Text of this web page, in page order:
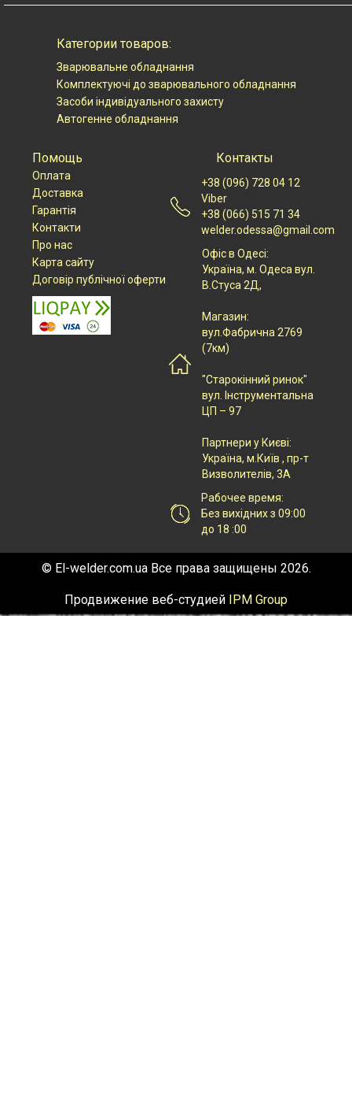
Категории товаров:
Зварювальне обладнання
Комплектуючі до зварювального обладнання
Засоби індивідуального захисту
Автогенне обладнання
Помощь
Оплата
Доставка
Гарантія
Контакти
Про нас
Карта сайту
Договір публічної оферти
Контакты
+38 (096) 728 04 12
Viber
+38 (066) 515 71 34
welder.odessa@gmail.com
Офіс в Одесі:
Українa, м. Одеса вул.
В.Стуса 2Д,
Магазин:
вул.Фабрична 2769
(7км)
"Старокінний ринок"
вул. Інструментальна
ЦП – 97
Партнери у Києві:
Українa, м.Київ , пр-т
Визволителів, 3А
Рабочее время:
Без вихідних з 09:00
до 18 :00
© El-welder.com.ua Все права защищены 2026.
Продвижение веб-студией IPM Group